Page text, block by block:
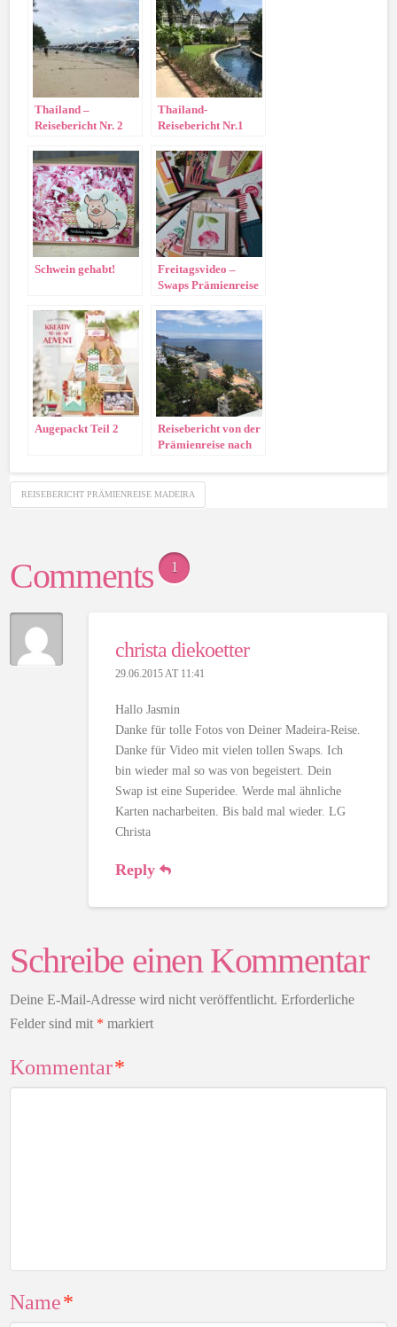
Thailand –
Reisebericht Nr. 2
Thailand-
Reisebericht Nr.1
Schwein gehabt!
Freitagsvideo –
Swaps Prämienreise
Augepackt Teil 2
Reisebericht von der
Prämienreise nach
REISEBERICHT PRÄMIENREISE MADEIRA
Comments 1
christa diekoetter
29.06.2015 AT 11:41
Hallo Jasmin
Danke für tolle Fotos von Deiner Madeira-Reise.
Danke für Video mit vielen tollen Swaps. Ich
bin wieder mal so was von begeistert. Dein
Swap ist eine Superidee. Werde mal ähnliche
Karten nacharbeiten. Bis bald mal wieder. LG
Christa
Reply
Schreibe einen Kommentar
Deine E-Mail-Adresse wird nicht veröffentlicht. Erforderliche
Felder sind mit * markiert
Kommentar*
Name*